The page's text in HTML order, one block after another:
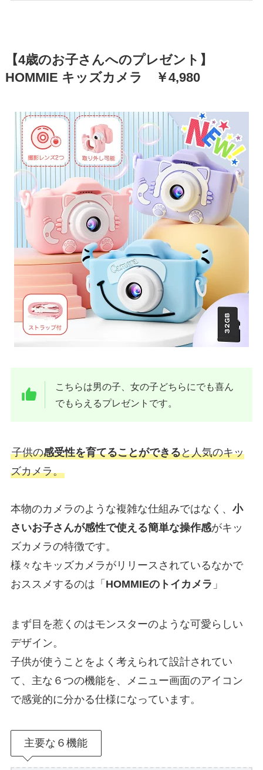
【4歳のお子さんへのプレゼント】
HOMMIE キッズカメラ ￥4,980
こちらは男の子、女の子どちらにでも喜ん
でもらえるプレゼントです。
子供の感受性を育てることができると人気のキッ
ズカメラ。
本物のカメラのような複雑な仕組みではなく、 小
さいお子さんが感性で使える簡単な操作感がキッ
ズカメラの特徴です。
様々なキッズカメラがリリースされているなかで
おススメするのは「 HOMMIEのトイカメラ 」
まず目を惹くのはモンスターのような可愛らしい
デザイン。
子供が使うことをよく考えられて設計されてい
て、主な６つの機能を、メニュー画面のアイコン
で感覚的に分かる仕様になっています。
主要な６機能